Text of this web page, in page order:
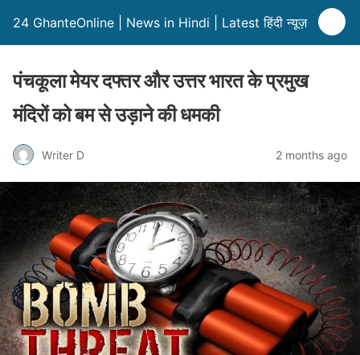
24 GhanteOnline | News in Hindi | Latest हिंदी न्यूज़
पंचकूला मेयर दफ्तर और उत्तर भारत के प्रमुख
मंदिरों को बम से उड़ाने की धमकी
Writer D 2 months ago